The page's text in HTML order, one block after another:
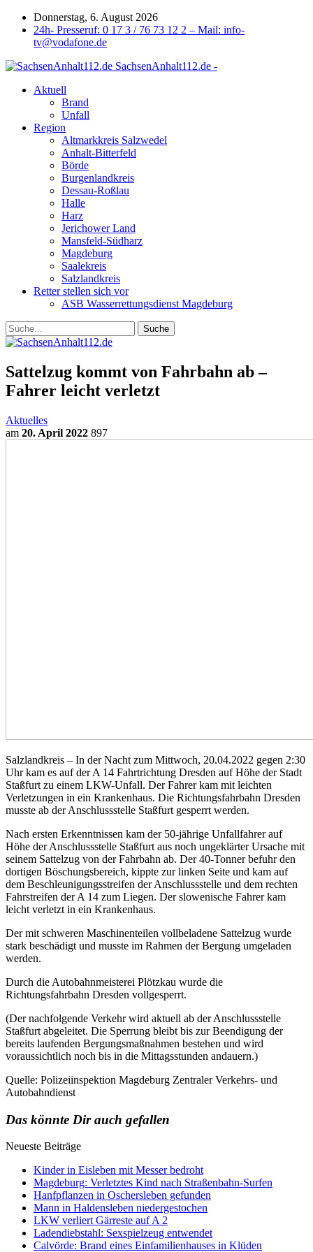
Donnerstag, 6. August 2026
24h- Presseruf: 0 17 3 / 76 73 12 2 – Mail: info-
tv@vodafone.de
SachsenAnhalt112.de -
Aktuell
Brand
Unfall
Region
Altmarkkreis Salzwedel
Anhalt-Bitterfeld
Börde
Burgenlandkreis
Dessau-Roßlau
Halle
Harz
Jerichower Land
Mansfeld-Südharz
Magdeburg
Saalekreis
Salzlandkreis
Retter stellen sich vor
ASB Wasserrettungsdienst Magdeburg
Sattelzug kommt von Fahrbahn ab –
Fahrer leicht verletzt
Aktuelles
am 20. April 2022 897
Salzlandkreis – In der Nacht zum Mittwoch, 20.04.2022 gegen 2:30
Uhr kam es auf der A 14 Fahrtrichtung Dresden auf Höhe der Stadt
Staßfurt zu einem LKW-Unfall. Der Fahrer kam mit leichten
Verletzungen in ein Krankenhaus. Die Richtungsfahrbahn Dresden
musste ab der Anschlussstelle Staßfurt gesperrt werden.
Nach ersten Erkenntnissen kam der 50-jährige Unfallfahrer auf
Höhe der Anschlussstelle Staßfurt aus noch ungeklärter Ursache mit
seinem Sattelzug von der Fahrbahn ab. Der 40-Tonner befuhr den
dortigen Böschungsbereich, kippte zur linken Seite und kam auf
dem Beschleunigungsstreifen der Anschlussstelle und dem rechten
Fahrstreifen der A 14 zum Liegen. Der slowenische Fahrer kam
leicht verletzt in ein Krankenhaus.
Der mit schweren Maschinenteilen vollbeladene Sattelzug wurde
stark beschädigt und musste im Rahmen der Bergung umgeladen
werden.
Durch die Autobahnmeisterei Plötzkau wurde die
Richtungsfahrbahn Dresden vollgesperrt.
(Der nachfolgende Verkehr wird aktuell ab der Anschlussstelle
Staßfurt abgeleitet. Die Sperrung bleibt bis zur Beendigung der
bereits laufenden Bergungsmaßnahmen bestehen und wird
voraussichtlich noch bis in die Mittagsstunden andauern.)
Quelle: Polizeiinspektion Magdeburg Zentraler Verkehrs- und
Autobahndienst
Das könnte Dir auch gefallen
Neueste Beiträge
Kinder in Eisleben mit Messer bedroht
Magdeburg: Verletztes Kind nach Straßenbahn-Surfen
Hanfpflanzen in Oschersleben gefunden
Mann in Haldensleben niedergestochen
LKW verliert Gärreste auf A 2
Ladendiebstahl: Sexspielzeug entwendet
Calvörde: Brand eines Einfamilienhauses in Klüden